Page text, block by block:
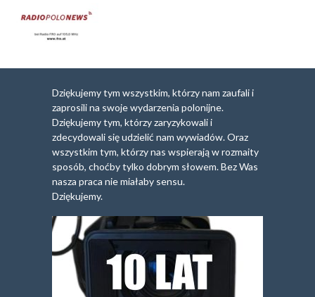
Dziękujemy tym wszystkim, którzy nam zaufali i
zaprosili na swoje wydarzenia polonijne.
Dziękujemy tym, którzy zaryzykowali i
zdecydowali się udzielić nam wywiadów. Oraz
wszystkim tym, którzy nas wspierają w rozmaity
sposób, choćby tylko dobrym słowem. Bez Was
nasza praca nie miałaby sensu.
Dziękujemy.